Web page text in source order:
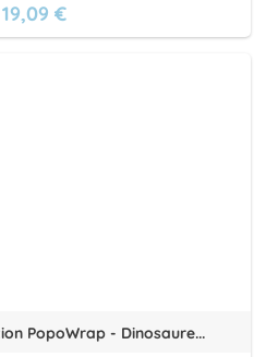
19,09 €
PopoWrap - Dinosaure...